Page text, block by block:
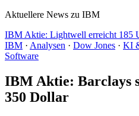
Aktuellere News zu IBM
IBM Aktie: Lightwell erreicht 185
IBM · Analysen · Dow Jones · KI
Software
IBM Aktie: Barclays
350 Dollar